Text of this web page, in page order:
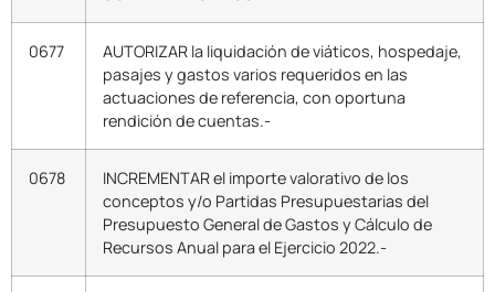
0677
AUTORIZAR la liquidación de viáticos, hospedaje,
pasajes y gastos varios requeridos en las
actuaciones de referencia, con oportuna
rendición de cuentas.-
0678
INCREMENTAR el importe valorativo de los
conceptos y/o Partidas Presupuestarias del
Presupuesto General de Gastos y Cálculo de
Recursos Anual para el Ejercicio 2022.-